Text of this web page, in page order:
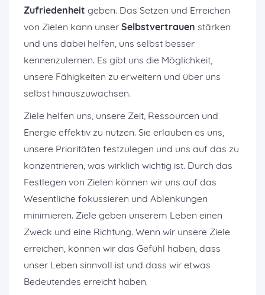
Zufriedenheit geben. Das Setzen und Erreichen
von Zielen kann unser Selbstvertrauen stärken
und uns dabei helfen, uns selbst besser
kennenzulernen. Es gibt uns die Möglichkeit,
unsere Fähigkeiten zu erweitern und über uns
selbst hinauszuwachsen.
Ziele helfen uns, unsere Zeit, Ressourcen und
Energie effektiv zu nutzen. Sie erlauben es uns,
unsere Prioritäten festzulegen und uns auf das zu
konzentrieren, was wirklich wichtig ist. Durch das
Festlegen von Zielen können wir uns auf das
Wesentliche fokussieren und Ablenkungen
minimieren. Ziele geben unserem Leben einen
Zweck und eine Richtung. Wenn wir unsere Ziele
erreichen, können wir das Gefühl haben, dass
unser Leben sinnvoll ist und dass wir etwas
Bedeutendes erreicht haben.